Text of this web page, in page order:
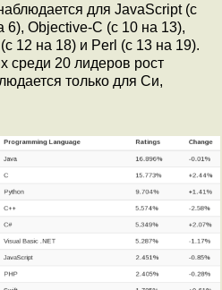
для JavaScript (с
6), Objective-C (с 10 на 13),
12 на 18) и Perl (с 13 на 19).
среди 20 лидеров рост
только для Си,